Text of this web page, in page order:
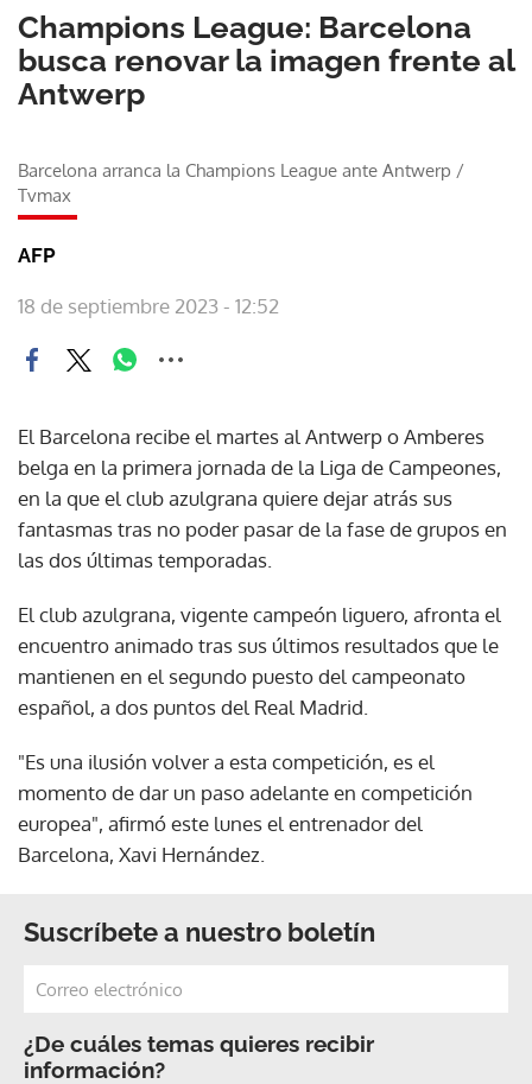
Champions League: Barcelona
busca renovar la imagen frente al
Antwerp
Barcelona arranca la Champions League ante Antwerp /
Tvmax
AFP
18 de septiembre 2023 - 12:52
El Barcelona recibe el martes al Antwerp o Amberes
belga en la primera jornada de la Liga de Campeones,
en la que el club azulgrana quiere dejar atrás sus
fantasmas tras no poder pasar de la fase de grupos en
las dos últimas temporadas.
El club azulgrana, vigente campeón liguero, afronta el
encuentro animado tras sus últimos resultados que le
mantienen en el segundo puesto del campeonato
español, a dos puntos del Real Madrid.
"Es una ilusión volver a esta competición, es el
momento de dar un paso adelante en competición
europea", afirmó este lunes el entrenador del
Barcelona, Xavi Hernández.
Suscríbete a nuestro boletín
¿De cuáles temas quieres recibir
información?